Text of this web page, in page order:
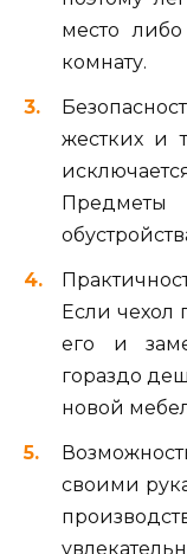
место
комнату.
жестких и
Если чехол
его и
гораздо
новой
своими